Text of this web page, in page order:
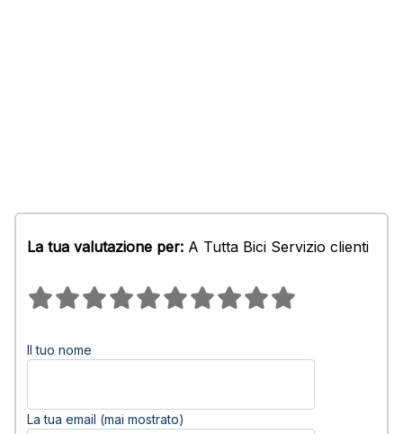
La tua valutazione per: A Tutta Bici Servizio clienti
Il tuo nome
La tua email (mai mostrato)